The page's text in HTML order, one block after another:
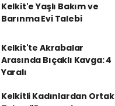
Kelkit'e Yaşlı Bakım ve
Barınma Evi Talebi
Kelkit'te Akrabalar
Arasında Bıçaklı Kavga: 4
Yaralı
Kelkitli Kadınlardan Ortak